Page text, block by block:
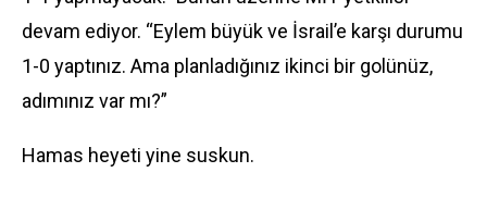
devam ediyor. “Eylem büyük ve İsrail’e karşı durumu
1-0 yaptınız. Ama planladığınız ikinci bir golünüz,
adımınız var mı?”
Hamas heyeti yine suskun.